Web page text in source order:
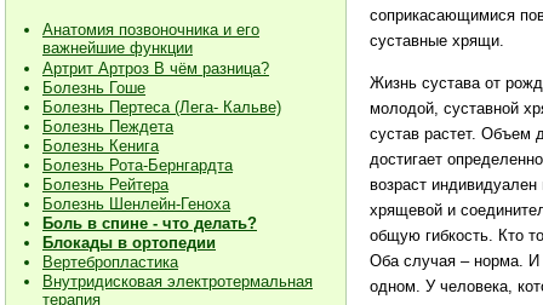
Анатомия позвоночника и его
важнейшие функции
Артрит Артроз В чём разница?
Болезнь Гоше
Болезнь Пертеса (Лега- Кальве)
Болезнь Пеждета
Болезнь Кенига
Болезнь Рота-Бернгардта
Болезнь Рейтера
Болезнь Шенлейн-Геноха
Боль в спине - что делать?
Блокады в ортопедии
Вертебропластика
Внутридисковая электротермальная
терапия
соприкасающимися
суставные хрящи.
Жизнь сустава от
молодой, суставной
сустав растет. Объем
достигает
возраст
хрящевой и
общую гибкость. Кто
Оба случая – норма. И
одном. У человека,